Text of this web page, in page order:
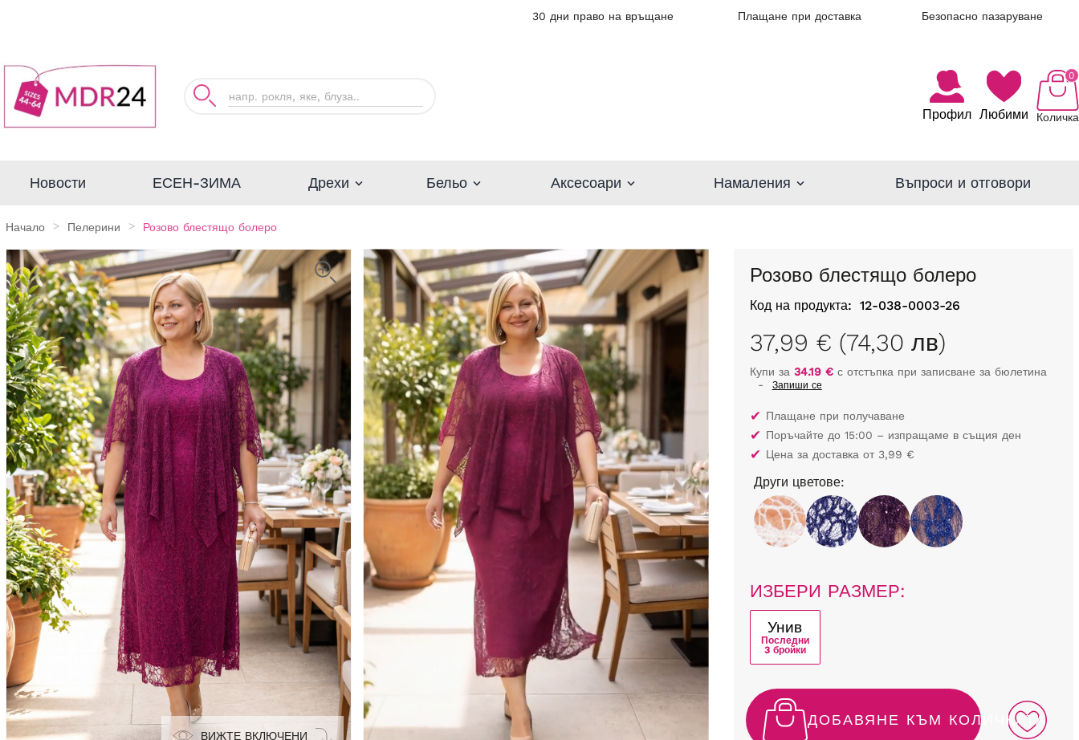
30 дни право на връщане Плащане при доставка Безопасно пазаруване
Профил Любими Количка
0
Новости ЕСЕН-ЗИМА Дрехи Бельо Аксесоари Намаления Въпроси и отговори
Начало Пелерини Розово блестящо болеро
ВИЖТЕ ВКЛЮЧЕНИ
Розово блестящо болеро
Код на продукта: 12-038-0003-26
37,99 € (74,30 лв)
Купи за 34.19 €с отстъпка при записване за бюлетина
-
Запиши се
✔ Плащане при получаване
✔ Поръчайте до 15:00 – изпращаме в същия ден
✔ Цена за доставка от 3,99 €
Други цветове:
ИЗБЕРИ РАЗМЕР:
Унив
Последни
3 бройки
ДОБАВЯНЕ КЪМ КОЛИЧКАТА